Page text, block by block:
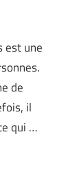
est une
de
il
qui …